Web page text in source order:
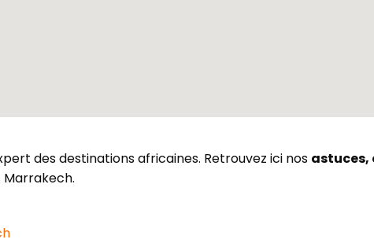
des destinations africaines. Retrouvez ici nos
Marrakech.